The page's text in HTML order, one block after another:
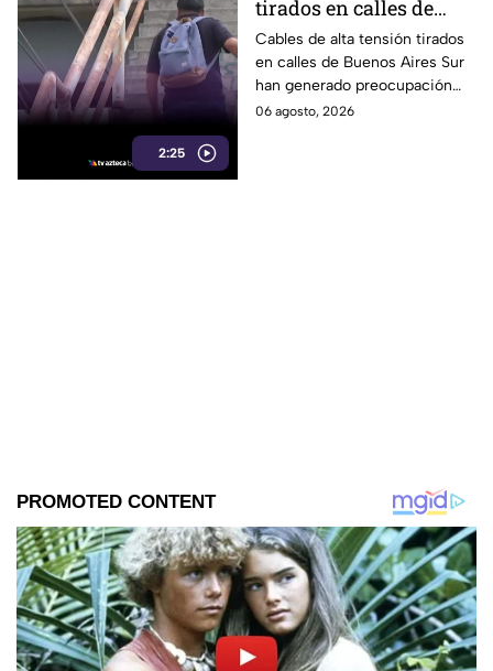
2:25
tirados en calles de
Buenos Aires Sur
representan un riesgo
para peatones en
Tijuana
Cables de alta tensión tirados
en calles de Buenos Aires Sur
han generado preocupación
entre vecinos, luego de que un
06 agosto, 2026